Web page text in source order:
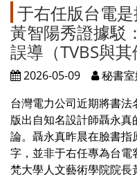
于右任版台電
黃智陽秀證據駁
誤導（TVBS與其
2026-05-09
秘書室
台灣電力公司近期將書
版出自知名設計師聶永
論。聶永真昨晨在臉書
字，並非于右任專為台
梵大學人文藝術學院院